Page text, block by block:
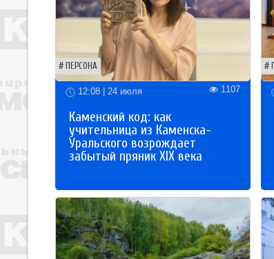
ПЕРСОНА
12:08 | 24 июля 1107
Каменский код: как
учительница из Каменска-
Уральского возрождает
забытый пряник XIX века